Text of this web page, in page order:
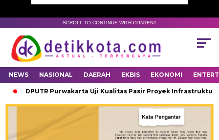
SCROLL TO CONTINUE WITH CONTENT
NEWS NASIONAL DAERAH EKBIS EKONOMI
DPUTR Purwakarta Uji Kualitas Pasir Proyek Infrastruktur